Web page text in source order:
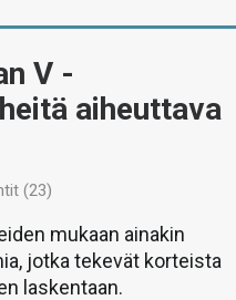
V -
aiheuttava
(23)
mukaan ainakin
jotka tekevät korteista
laskentaan.